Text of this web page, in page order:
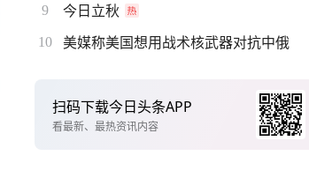
9 今日立秋
10 美媒称美国想用战术核武器对抗中俄
扫码下载今日头条APP
看最新、最热资讯内容